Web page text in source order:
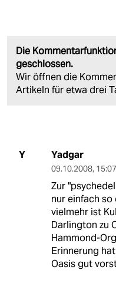
Die
geschlossen.
Wir öffnen die
Artikeln für etwa drei
Y Yadgar
09.10.2008,
Zur
nur einfach so
vielmehr ist
Darlington zu
Hammond-
Erinnerung
Oasis gut